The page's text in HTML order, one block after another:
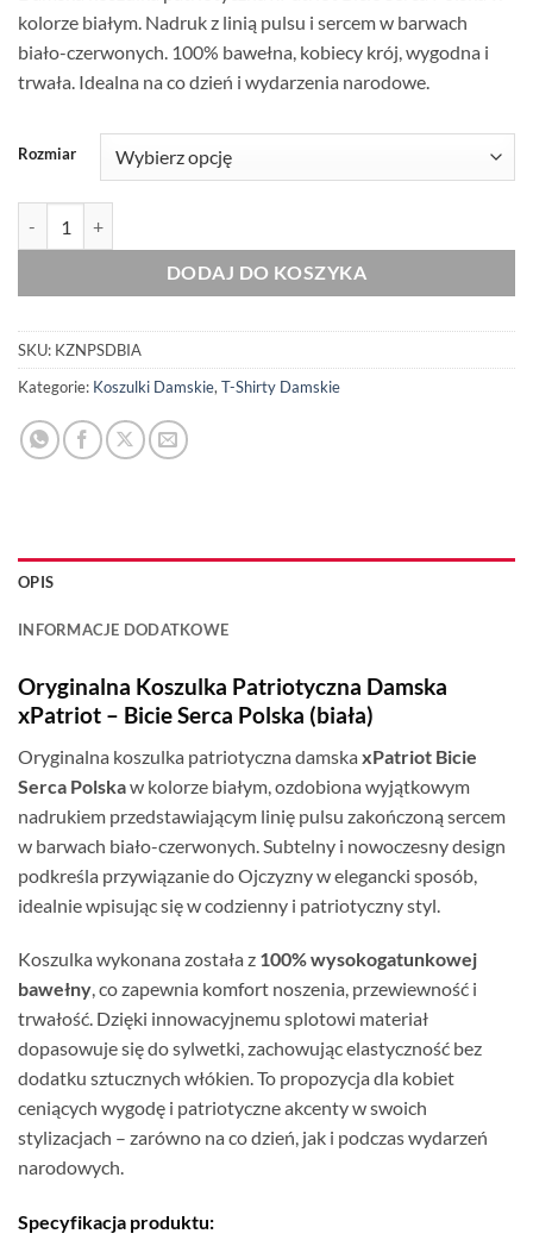
kolorze białym. Nadruk z linią pulsu i sercem w barwach
biało-czerwonych. 100% bawełna, kobiecy krój, wygodna i
trwała. Idealna na co dzień i wydarzenia narodowe.
Rozmiar
DODAJ DO KOSZYKA
SKU: KZNPSDBIA
Kategorie: Koszulki Damskie, T-Shirty Damskie
OPIS
INFORMACJE DODATKOWE
Oryginalna Koszulka Patriotyczna Damska
xPatriot – Bicie Serca Polska (biała)
Oryginalna koszulka patriotyczna damska xPatriot Bicie
Serca Polskaw kolorze białym, ozdobiona wyjątkowym
nadrukiem przedstawiającym linię pulsu zakończoną sercem
w barwach biało-czerwonych. Subtelny i nowoczesny design
podkreśla przywiązanie do Ojczyzny w elegancki sposób,
idealnie wpisując się w codzienny i patriotyczny styl.
Koszulka wykonana została z 100% wysokogatunkowej
bawełny, co zapewnia komfort noszenia, przewiewność i
trwałość. Dzięki innowacyjnemu splotowi materiał
dopasowuje się do sylwetki, zachowując elastyczność bez
dodatku sztucznych włókien. To propozycja dla kobiet
ceniących wygodę i patriotyczne akcenty w swoich
stylizacjach – zarówno na co dzień, jak i podczas wydarzeń
narodowych.
Specyfikacja produktu: